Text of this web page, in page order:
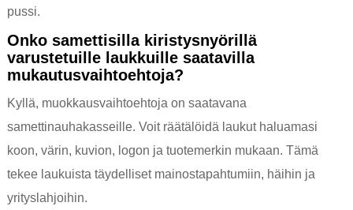
pussi.
Onko samettisilla kiristysnyörillä
varustetuille laukkuille saatavilla
mukautusvaihtoehtoja?
Kyllä, muokkausvaihtoehtoja on saatavana
samettinauhakasseille. Voit räätälöidä laukut haluamasi
koon, värin, kuvion, logon ja tuotemerkin mukaan. Tämä
tekee laukuista täydelliset mainostapahtumiin, häihin ja
yrityslahjoihin.